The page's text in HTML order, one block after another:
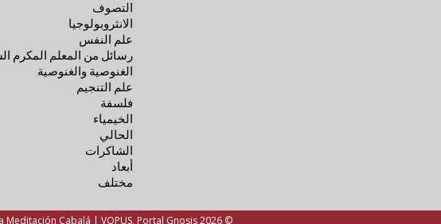
التصوف
الانثروبولوجيا
علم النفس
رسائل من المعلم المكرم
الغنوصية والغنوصية
علم التنجيم
فلسفة
الخيمياء
الحالي
الشاكرات
أبعاد
مختلف
© 2026 Libros Gnosis Samael Aun Weor, Libros Gnosis Kwen Khan Khu. Psicología Alquimia Astrología Meditación Cabalá | VOPUS, Portal Gnosis